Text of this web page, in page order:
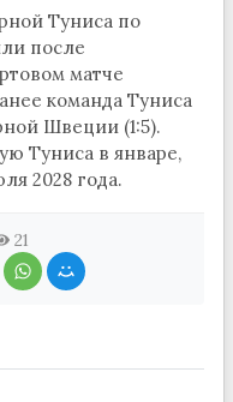
Туниса по
после
матче
команда Туниса
Швеции (1:5).
Туниса в январе,
2028 года.
21